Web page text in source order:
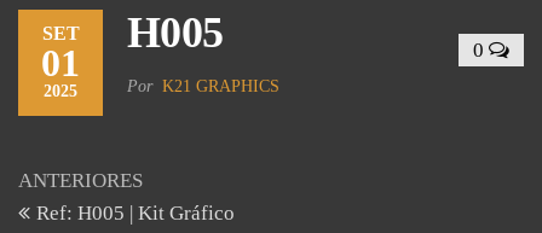
SET
01
2025
0
H005
Por K21 GRAPHICS
ANTERIORES
Ref: H005 | Kit Gráfico